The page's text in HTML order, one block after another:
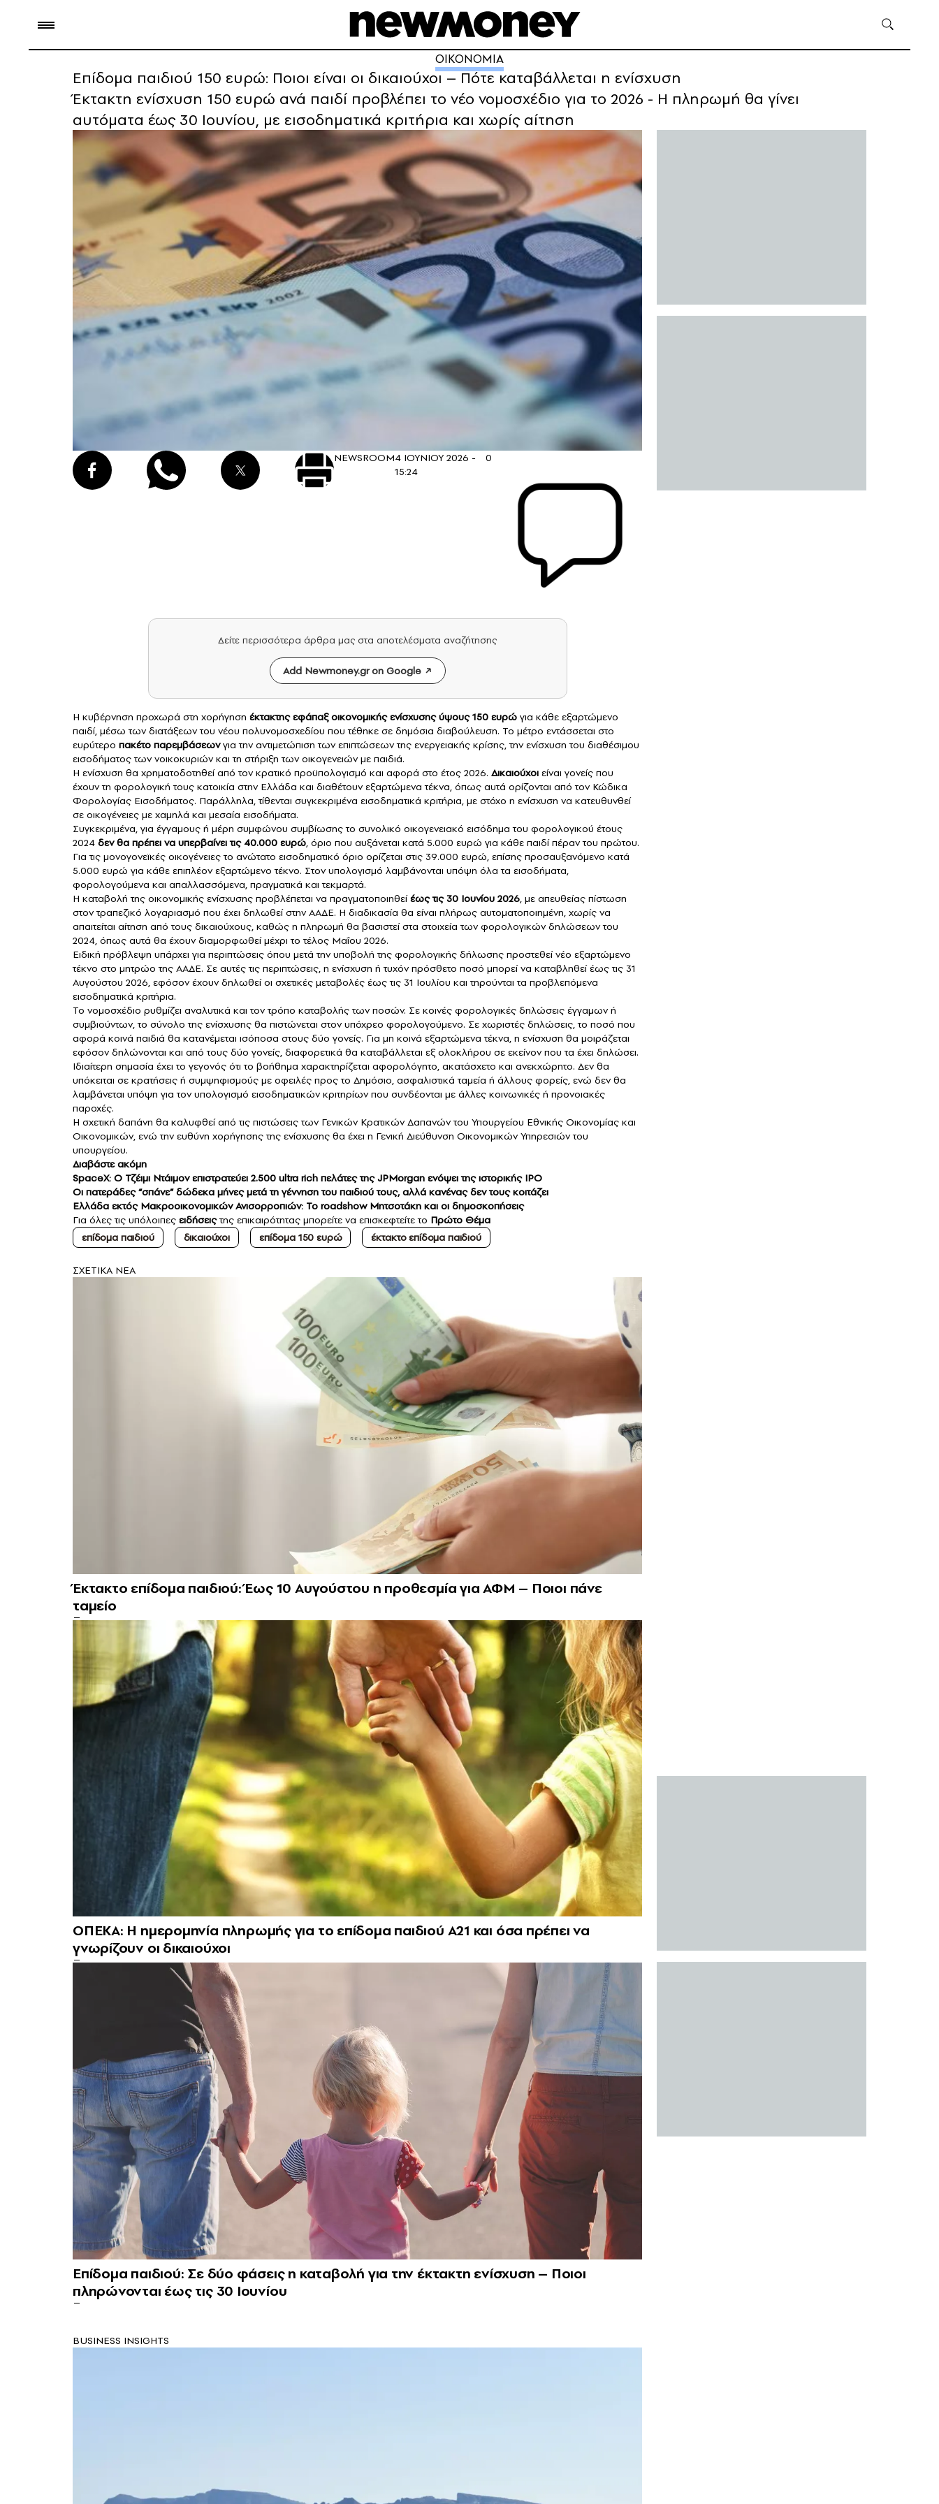
ΟΙΚΟΝΟΜΙΑ
Επίδομα παιδιού 150 ευρώ: Ποιοι είναι οι δικαιούχοι – Πότε καταβάλλεται η ενίσχυση
Έκτακτη ενίσχυση 150 ευρώ ανά παιδί προβλέπει το νέο νομοσχέδιο για το 2026 - Η πληρωμή θα γίνει
αυτόματα έως 30 Ιουνίου, με εισοδηματικά κριτήρια και χωρίς αίτηση
NEWSROOM4 ΙΟΥΝΙΟΥ 2026 -
15:24
0
Δείτε περισσότερα άρθρα μας στα αποτελέσματα αναζήτησης
Add Newmoney.gr on Google
Η κυβέρνηση προχωρά στη χορήγηση έκτακτης εφάπαξ οικονομικής ενίσχυσηςύψους 150 ευρώ για κάθε εξαρτώμενο
παιδί, μέσω των διατάξεων του νέου πολυνομοσχεδίου που τέθηκε σε δημόσια διαβούλευση. Το μέτρο εντάσσεται στο
ευρύτερο πακέτο παρεμβάσεωνγια την αντιμετώπιση των επιπτώσεων της ενεργειακής κρίσης, την ενίσχυση του διαθέσιμου
εισοδήματος των νοικοκυριών και τη στήριξη των οικογενειών με παιδιά.
Η ενίσχυση θα χρηματοδοτηθεί από τον κρατικό προϋπολογισμό και αφορά στο έτος 2026. Δικαιούχοι είναι γονείς που
έχουν τη φορολογική τους κατοικία στην Ελλάδα και διαθέτουν εξαρτώμενα τέκνα, όπως αυτά ορίζονται από τον Κώδικα
Φορολογίας Εισοδήματος. Παράλληλα, τίθενται συγκεκριμένα εισοδηματικά κριτήρια, με στόχο η ενίσχυση να κατευθυνθεί
σε οικογένειες με χαμηλά και μεσαία εισοδήματα.
Συγκεκριμένα, για έγγαμους ή μέρη συμφώνου συμβίωσης το συνολικό οικογενειακό εισόδημα του φορολογικού έτους
2024 δεν θα πρέπει να υπερβαίνει τις 40.000 ευρώ, όριο που αυξάνεται κατά 5.000 ευρώ για κάθε παιδί πέραν του πρώτου.
Για τις μονογονεϊκές οικογένειες το ανώτατο εισοδηματικό όριο ορίζεται στις 39.000 ευρώ, επίσης προσαυξανόμενο κατά
5.000 ευρώ για κάθε επιπλέον εξαρτώμενο τέκνο. Στον υπολογισμό λαμβάνονται υπόψη όλα τα εισοδήματα,
φορολογούμενα και απαλλασσόμενα, πραγματικά και τεκμαρτά.
Η καταβολή της οικονομικής ενίσχυσης προβλέπεται να πραγματοποιηθείέως τις 30 Ιουνίου 2026, με απευθείας πίστωση
στον τραπεζικό λογαριασμό που έχει δηλωθεί στην ΑΑΔΕ. Η διαδικασία θα είναι πλήρως αυτοματοποιημένη, χωρίς να
απαιτείται αίτηση από τους δικαιούχους, καθώς η πληρωμή θα βασιστεί στα στοιχεία των φορολογικών δηλώσεων του
2024, όπως αυτά θα έχουν διαμορφωθεί μέχρι το τέλος Μαΐου 2026.
Ειδική πρόβλεψη υπάρχει για περιπτώσεις όπου μετά την υποβολή της φορολογικής δήλωσης προστεθεί νέο εξαρτώμενο
τέκνο στο μητρώο της ΑΑΔΕ. Σε αυτές τις περιπτώσεις, η ενίσχυση ή τυχόν πρόσθετο ποσό μπορεί να καταβληθεί έως τις 31
Αυγούστου 2026, εφόσον έχουν δηλωθεί οι σχετικές μεταβολές έως τις 31 Ιουλίου και τηρούνται τα προβλεπόμενα
εισοδηματικά κριτήρια.
Το νομοσχέδιο ρυθμίζει αναλυτικά και τον τρόπο καταβολής των ποσών. Σε κοινές φορολογικές δηλώσεις έγγαμων ή
συμβιούντων, το σύνολο της ενίσχυσης θα πιστώνεται στον υπόχρεο φορολογούμενο. Σε χωριστές δηλώσεις, το ποσό που
αφορά κοινά παιδιά θα κατανέμεται ισόποσα στους δύο γονείς. Για μη κοινά εξαρτώμενα τέκνα, η ενίσχυση θα μοιράζεται
εφόσον δηλώνονται και από τους δύο γονείς, διαφορετικά θα καταβάλλεται εξ ολοκλήρου σε εκείνον που τα έχει δηλώσει.
Ιδιαίτερη σημασία έχει το γεγονός ότι το βοήθημα χαρακτηρίζεται αφορολόγητο, ακατάσχετο και ανεκχώρητο. Δεν θα
υπόκειται σε κρατήσεις ή συμψηφισμούς με οφειλές προς το Δημόσιο, ασφαλιστικά ταμεία ή άλλους φορείς, ενώ δεν θα
λαμβάνεται υπόψη για τον υπολογισμό εισοδηματικών κριτηρίων που συνδέονται με άλλες κοινωνικές ή προνοιακές
παροχές.
Η σχετική δαπάνη θα καλυφθεί από τις πιστώσεις των Γενικών Κρατικών Δαπανών του Υπουργείου Εθνικής Οικονομίας και
Οικονομικών, ενώ την ευθύνη χορήγησης της ενίσχυσης θα έχει η Γενική Διεύθυνση Οικονομικών Υπηρεσιών του
υπουργείου.
Διαβάστε ακόμη
SpaceX: Ο Τζέιμι Ντάιμον επιστρατεύει 2.500 ultra rich πελάτες της JPMorgan ενόψει της ιστορικής IPO
Οι πατεράδες “σπάνε” δώδεκα μήνες μετά τη γέννηση του παιδιού τους, αλλά κανένας δεν τους κοιτάζει
Ελλάδα εκτός Μακροοικονομικών Ανισορροπιών: Το roadshow Μητσοτάκη και οι δημοσκοπήσεις
Για όλες τις υπόλοιπες ειδήσειςτης επικαιρότητας μπορείτε να επισκεφτείτε το Πρώτο Θέμα
επίδομα παιδιού
δικαιούχοι επίδομα 150 ευρώ έκτακτο επίδομα παιδιού
ΣXETIKA NEA
Έκτακτο επίδομα παιδιού: Έως 10 Αυγούστου η προθεσμία για ΑΦΜ – Ποιοι πάνε
ταμείο
ΟΠΕΚΑ: Η ημερομηνία πληρωμής για το επίδομα παιδιού Α21 και όσα πρέπει να
γνωρίζουν οι δικαιούχοι
Επίδομα παιδιού: Σε δύο φάσεις η καταβολή για την έκτακτη ενίσχυση – Ποιοι
πληρώνονται έως τις 30 Ιουνίου
BUSINESS INSIGHTS